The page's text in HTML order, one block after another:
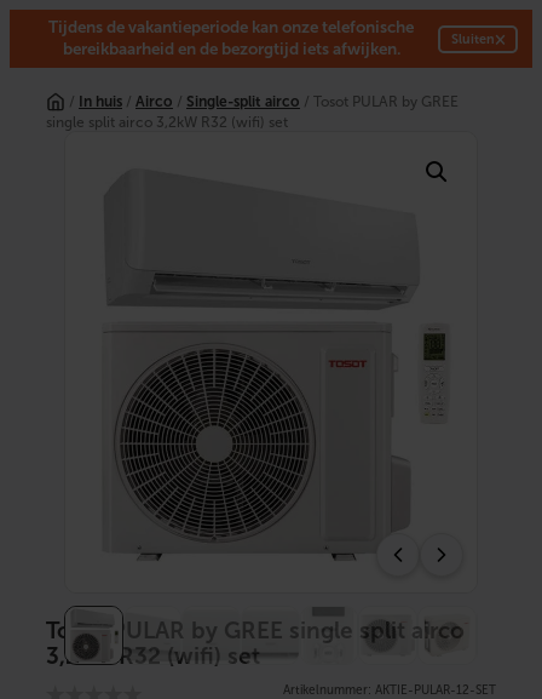
Tijdens de vakantieperiode kan onze telefonische
bereikbaarheid en de bezorgtijd iets afwijken.
Sluiten×
/ In huis / Airco / Single-split airco / Tosot PULAR by GREE
single split airco 3,2kW R32 (wifi) set
Tosot PULAR by GREE single split airco
3,2kW R32 (wifi) set
Artikelnummer: AKTIE-PULAR-12-SET